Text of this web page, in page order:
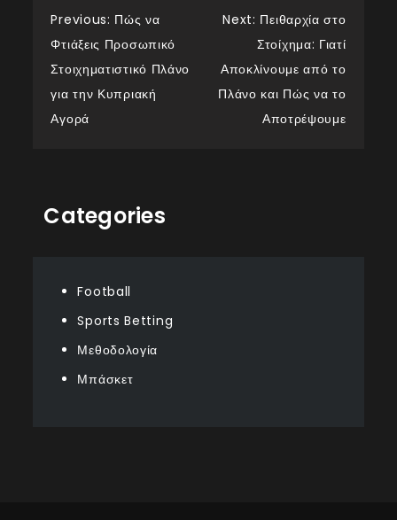
Post
navigation
Previous: Πώς να
Φτιάξεις Προσωπικό
Στοιχηματιστικό Πλάνο
για την Κυπριακή
Αγορά
Next: Πειθαρχία στο
Στοίχημα: Γιατί
Αποκλίνουμε από το
Πλάνο και Πώς να το
Αποτρέψουμε
Categories
Football
Sports Betting
Μεθοδολογία
Μπάσκετ